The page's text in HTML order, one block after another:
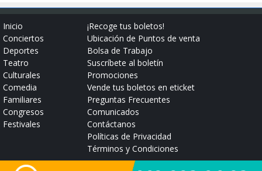
Inicio
Conciertos
Deportes
Teatro
Culturales
Comedia
Familiares
Congresos
Festivales
¡Recoge tus boletos!
Ubicación de Puntos de venta
Bolsa de Trabajo
Suscríbete al boletín
Promociones
Vende tus boletos en eticket
Preguntas Frecuentes
Comunicados
Contáctanos
Políticas de Privacidad
Términos y Condiciones